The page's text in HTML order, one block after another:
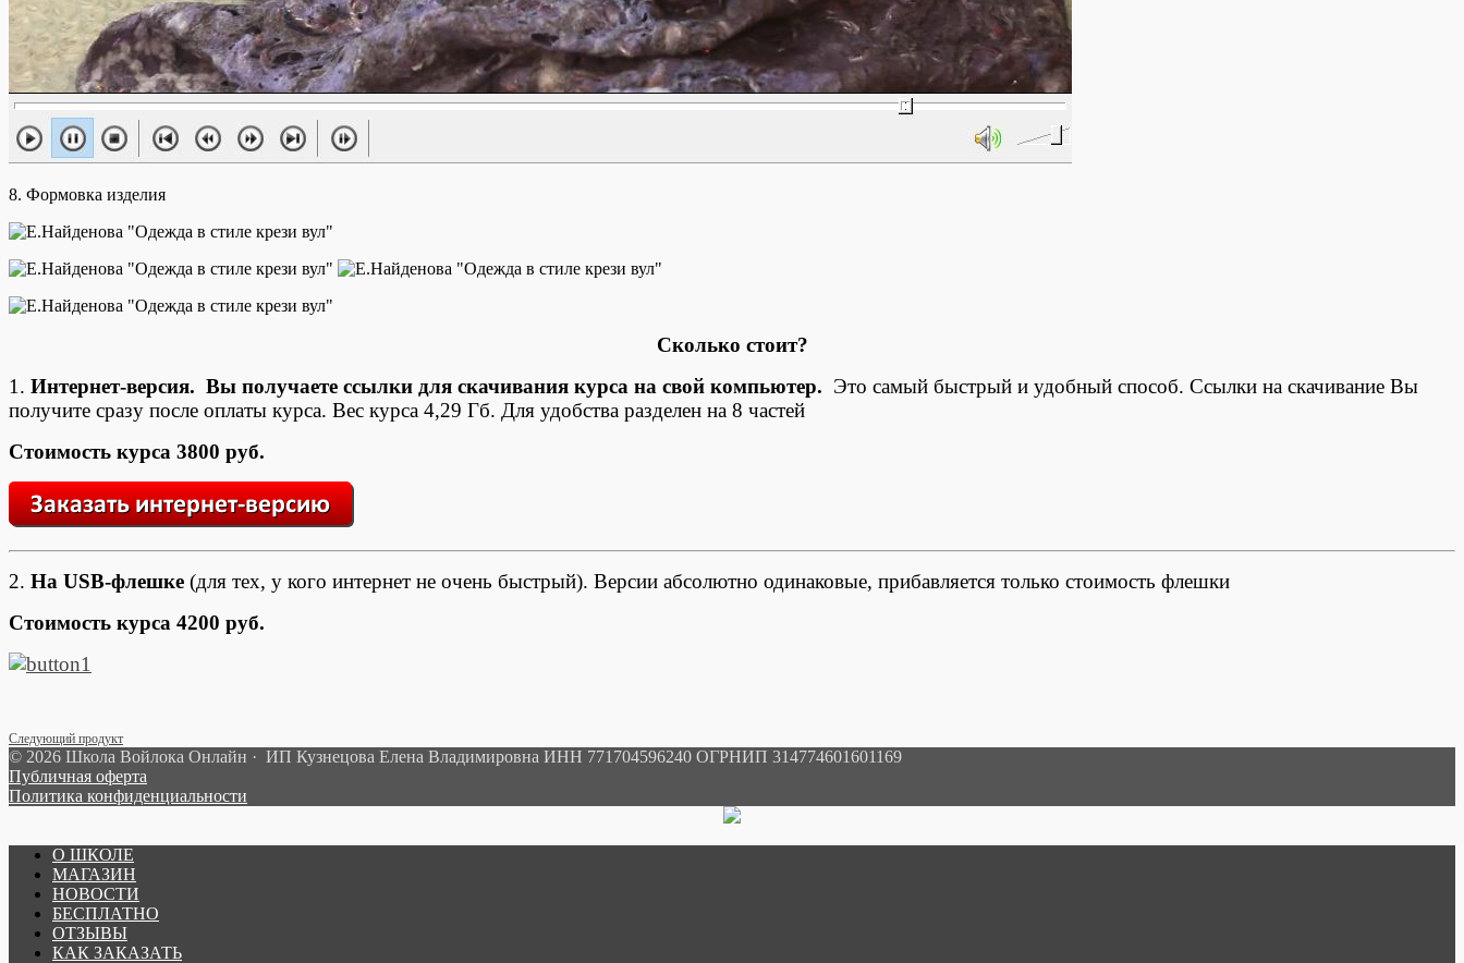
8. Формовка изделия
Сколько стоит?
1. Интернет-версия. Вы получаете ссылки для скачивания курса на свой компьютер. Это самый быстрый и удобный способ. Ссылки на скачивание Вы
получите сразу после оплаты курса. Вес курса 4,29 Гб. Для удобства разделен на 8 частей
Стоимость курса 3800 руб.
2. На USB-флешке (для тех, у кого интернет не очень быстрый). Версии абсолютно одинаковые, прибавляется только стоимость флешки
Стоимость курса 4200 руб.
Следующий продукт
© 2026 Школа Войлока Онлайн · ИП Кузнецова Елена Владимировна ИНН 771704596240 ОГРНИП 314774601601169
Публичная оферта
Политика конфиденциальности
О ШКОЛЕ
МАГАЗИН
НОВОСТИ
БЕСПЛАТНО
ОТЗЫВЫ
КАК ЗАКАЗАТЬ